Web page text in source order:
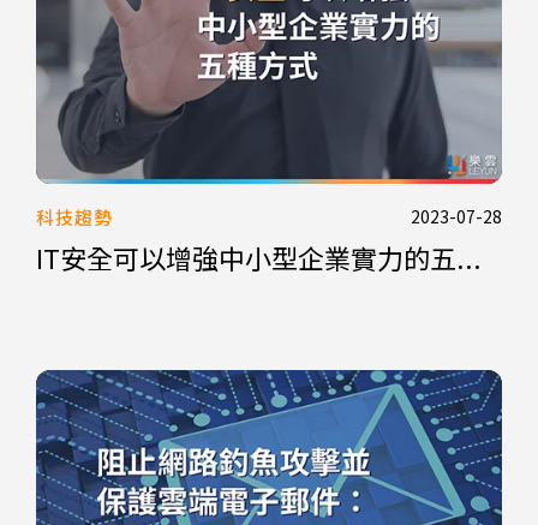
科技趨勢 2023-07-28
IT安全可以增強中小型企業實力的五...